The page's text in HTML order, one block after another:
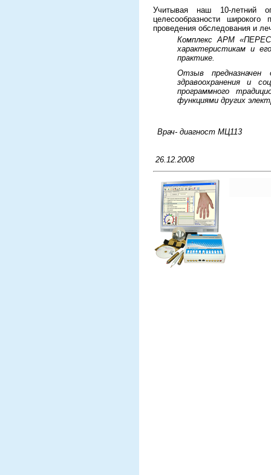
Учитывая наш 10-летний
целесообразности
проведения обследования и
Комплекс АРМ
характеристикам и
практике.
Отзыв
здравоохранения и
программного
функциями других
Врач- диагност МЦ113
26.12.2008